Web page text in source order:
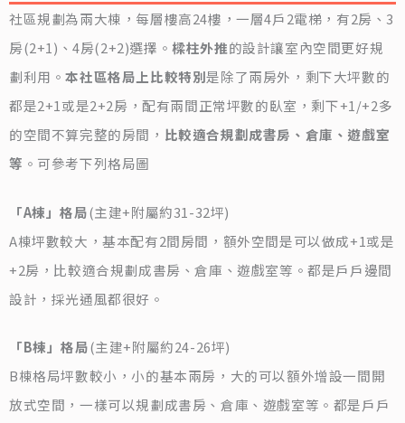
社區規劃為兩大棟，每層樓高24樓，一層4戶2電梯，有2房、3
房(2+1)、4房(2+2)選擇。樑柱外推的設計讓室內空間更好規
劃利用。本社區格局上比較特別是除了兩房外，剩下大坪數的
都是2+1或是2+2房，配有兩間正常坪數的臥室，剩下+1/+2多
的空間不算完整的房間， 比較適合規劃成書房、倉庫、遊戲室
等 。可參考下列格局圖
「A棟」格局(主建+附屬約31-32坪)
A棟坪數較大，基本配有2間房間，額外空間是可以做成+1或是
+2房，比較適合規劃成書房、倉庫、遊戲室等。都是戶戶邊間
設計，採光通風都很好。
「B棟」格局(主建+附屬約24-26坪)
B棟格局坪數較小，小的基本兩房，大的可以額外增設一間開
放式空間，一樣可以規劃成書房、倉庫、遊戲室等。都是戶戶